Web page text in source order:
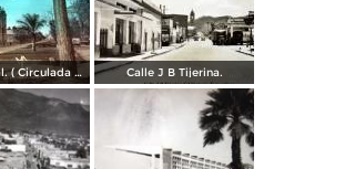
Banco Ejidal. ( Circulada el 11 de Enero de 1957 ). Calle J B Tijerina.